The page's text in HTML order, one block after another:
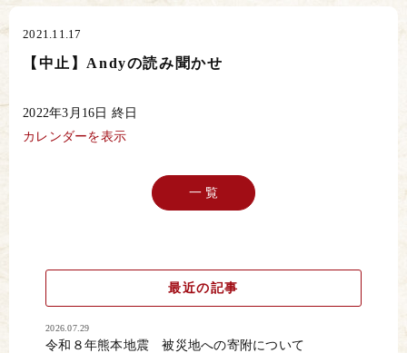
2021.11.17
【中止】Andyの読み聞かせ
【中
止】
Andy
2022年3月16日 終日
カレンダーを表示
一 覧
最近の記事
2026.07.29
令和８年熊本地震 被災地への寄附について